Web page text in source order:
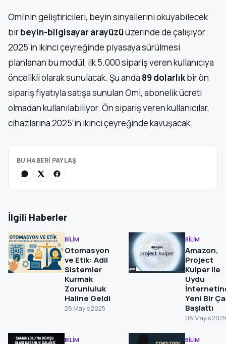
Omi’nin geliştiricileri, beyin sinyallerini okuyabilecek
birbeyin-bilgisayar arayüzüüzerinde de çalışıyor.
2025’in ikinci çeyreğinde piyasaya sürülmesi
planlanan bu modül, ilk 5.000 sipariş veren kullanıcıya
öncelikli olarak sunulacak. Şu anda 89 dolarlıkbir ön
sipariş fiyatıyla satışa sunulan Omi, abonelik ücreti
olmadan kullanılabiliyor. Ön sipariş veren kullanıcılar,
cihazlarına 2025’in ikinci çeyreğinde kavuşacak.
BU HABERİ PAYLAŞ
İlgili Haberler
BİLİM
Otomasyon
ve Etik: Adil
Sistemler
Kurmak
Zorunluluk
Haline Geldi
28 Mayıs 2025
BİLİM
Amazon,
Project
Kuiper ile
Uydu
Yeni Bir
Başlattı
06 Mayıs 2025
BİLİM BİLİM